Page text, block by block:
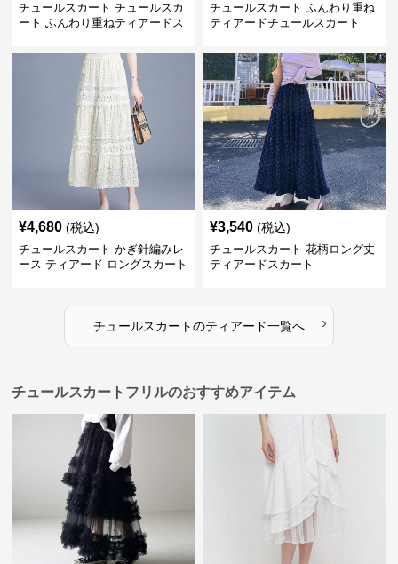
チュールスカート チュールスカ
ート ふんわり重ねティアードス
チュールスカート ふんわり重ね
ティアードチュールスカート
¥4,680 (税込)
チュールスカート かぎ針編みレ
ース ティアード ロングスカート
¥3,540 (税込)
チュールスカート 花柄ロング丈
ティアードスカート
チュールスカートのティアード一覧へ ›
チュールスカートフリルのおすすめアイテム